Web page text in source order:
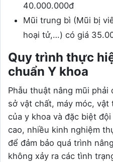
40.000.000đ
Mũi trung bì (Mũi bị
hoại tử,…) có giá
Quy trình thực
chuẩn Y khoa
Phẫu thuật nâng mũi
sở vật chất, máy móc,
của y khoa và đặc biệt
cao, nhiều kinh nghiệm
để đảm bảo quá trình
không xảy ra các tình